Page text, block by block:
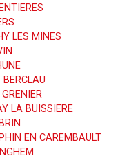
LES MINES
LA BUISSIERE
EN CAREMBAULT